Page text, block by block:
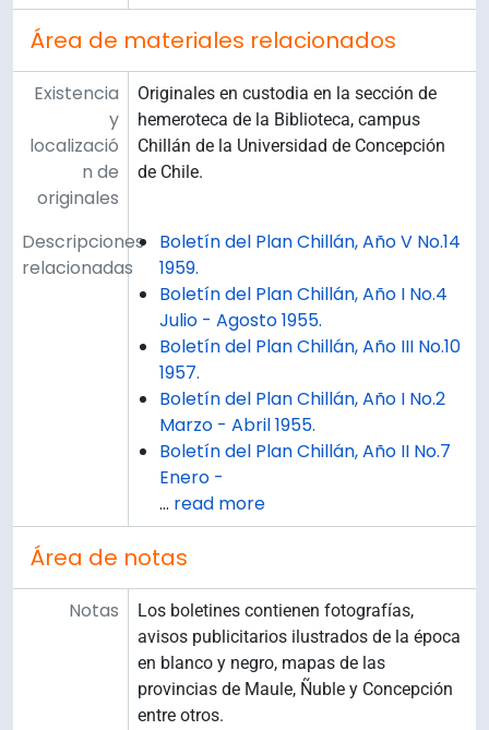
Área de materiales relacionados
Existencia
y
localizació
n de
originales
Originales en custodia en la sección de
hemeroteca de la Biblioteca, campus
Chillán de la Universidad de Concepción
de Chile.
Descripciones
relacionadas
Boletín del Plan Chillán, Año V No.14
1959.
Boletín del Plan Chillán, Año I No.4
Julio - Agosto 1955.
Boletín del Plan Chillán, Año III No.10
1957.
Boletín del Plan Chillán, Año I No.2
Marzo - Abril 1955.
Boletín del Plan Chillán, Año II No.7
Enero -
… read more
Área de notas
Notas
Los boletines contienen fotografías,
avisos publicitarios ilustrados de la época
en blanco y negro, mapas de las
provincias de Maule, Ñuble y Concepción
entre otros.